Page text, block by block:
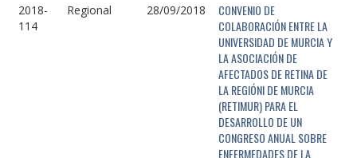
2018-
114
Regional 28/09/2018
CONVENIO DE
COLABORACIÓN ENTRE LA
UNIVERSIDAD DE MURCIA Y
LA ASOCIACIÓN DE
AFECTADOS DE RETINA DE
LA REGIÓNI DE MURCIA
(RETIMUR) PARA EL
DESARROLLO DE UN
CONGRESO ANUAL SOBRE
ENFERMEDADES DE LA